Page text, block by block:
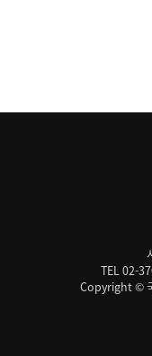
TEL 02-
Copyright ©